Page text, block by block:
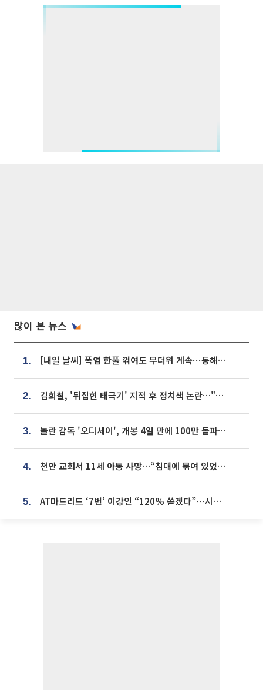
많이 본 뉴스
1. [내일 날씨] 폭염 한풀 꺾여도 무더위 계속⋯동해안 이틀 연속 비
2. 김희철, '뒤집힌 태극기' 지적 후 정치색 논란…"좌우 떠나 우리나라 국기"
3. 놀란 감독 '오디세이', 개봉 4일 만에 100만 돌파⋯'왕사남' 보다 빠르다
4. 천안 교회서 11세 아동 사망…“침대에 묶여 있었다” 진술 확보
5. AT마드리드 ‘7번’ 이강인 “120% 쏟겠다”⋯시메오네 감독 “필요한 선수”